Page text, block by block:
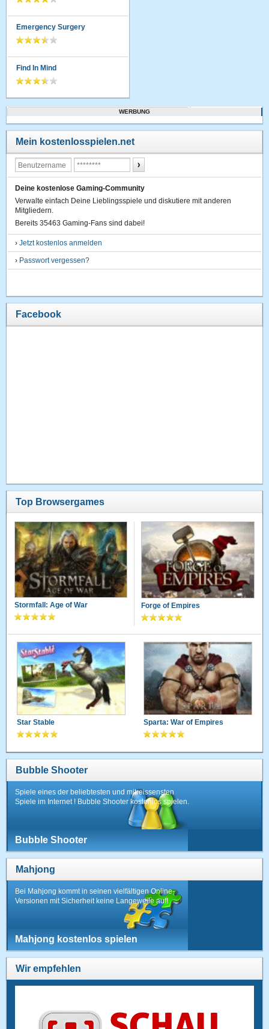
Emergency Surgery
Find In Mind
WERBUNG
Mein kostenlosspielen.net
Deine kostenlose Gaming-Community
Verwalte einfach Deine Lieblingsspiele und diskutiere mit anderen
Mitgliedern.
Bereits 35463 Gaming-Fans sind dabei!
›Jetzt kostenlos anmelden
› Passwort vergessen?
Facebook
Top Browsergames
Stormfall: Age of War Forge of Empires
Star Stable Sparta: War of Empires
Bubble Shooter
Spiele eines der beliebtesten und mitreissensten
Spiele im Internet ! Bubble Shooter kostenlos spielen.
Bubble Shooter
Mahjong
Bei Mahjong kommt in seinen vielfältigen Online-
Versionen mit Sicherheit keine Langeweile auf!
Mahjong kostenlos spielen
Wir empfehlen